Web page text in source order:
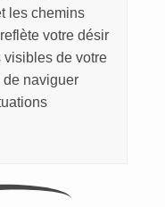
les chemins
votre désir
visibles de votre
de naviguer